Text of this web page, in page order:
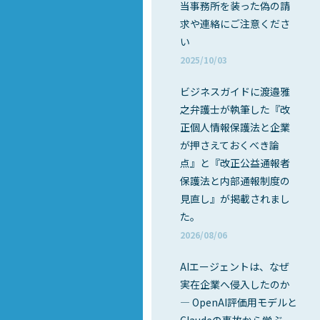
当事務所を装った偽の請
求や連絡にご注意くださ
い
2025/10/03
ビジネスガイドに渡邉雅
之弁護士が執筆した『改
正個人情報保護法と企業
が押さえておくべき論
点』と『改正公益通報者
保護法と内部通報制度の
見直し』が掲載されまし
た。
2026/08/06
AIエージェントは、なぜ
実在企業へ侵入したのか
― OpenAI評価用モデルと